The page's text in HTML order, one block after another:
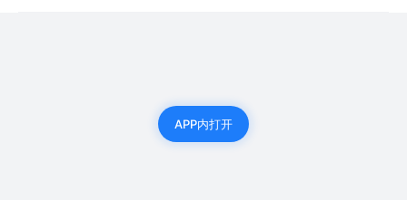
APP内打开